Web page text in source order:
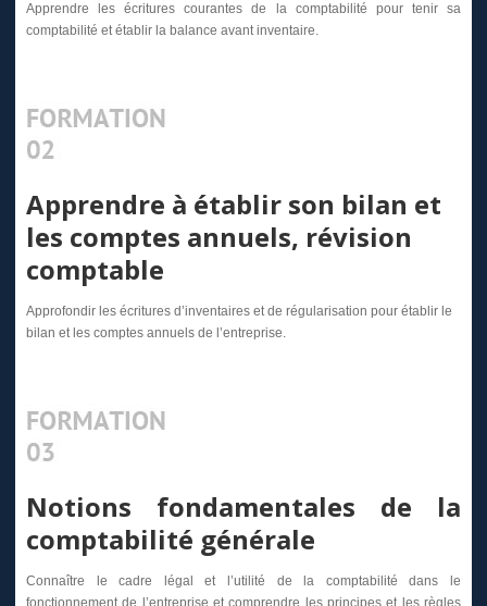
Apprendre les écritures courantes de la comptabilité pour tenir sa
comptabilité et établir la balance avant inventaire.
Apprendre à établir son bilan et
les comptes annuels, révision
comptable
Approfondir les écritures d’inventaires et de régularisation pour établir le
bilan et les comptes annuels de l’entreprise.
Notions fondamentales de la
comptabilité générale
Connaître le cadre légal et l’utilité de la comptabilité dans le
fonctionnement de l’entreprise et comprendre les principes et les règles